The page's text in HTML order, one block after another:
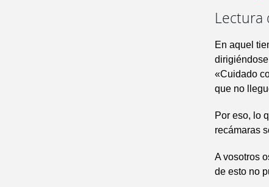
Lectura
En aquel
«Cuidado
que no
Por eso, lo
recámaras
A vosotros
de esto no